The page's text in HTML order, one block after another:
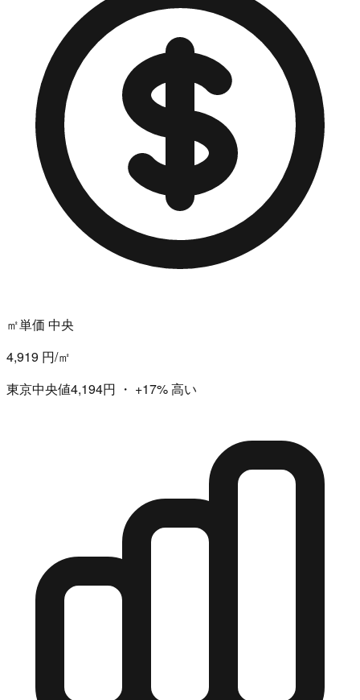
㎡単価 中央
4,919 円/㎡
東京中央値4,194円 ・ +17%高い